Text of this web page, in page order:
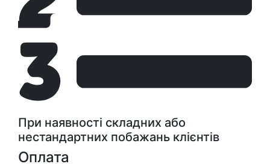
При наявності складних або
нестандартних побажань клієнтів
Оплата